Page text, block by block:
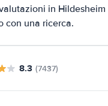
in Hildesheim
con una ricerca.
8.3 (7437)